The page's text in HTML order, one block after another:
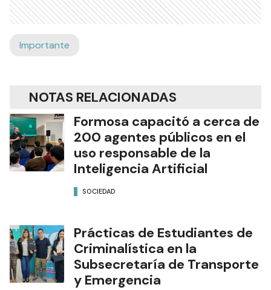
Importante
NOTAS RELACIONADAS
Formosa capacitó a cerca de
200 agentes públicos en el
uso responsable de la
Inteligencia Artificial
SOCIEDAD
Prácticas de Estudiantes de
Criminalística en la
Subsecretaría de Transporte
y Emergencia